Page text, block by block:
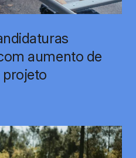
aumento de